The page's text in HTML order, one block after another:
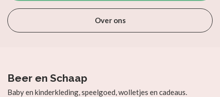
Over ons
Beer en Schaap
Baby en kinderkleding, speelgoed, wolletjes en cadeaus.